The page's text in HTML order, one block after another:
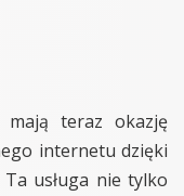
mają teraz okazję
internetu dzięki
usługa nie tylko